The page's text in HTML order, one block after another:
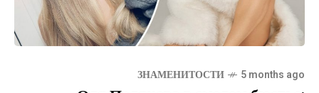
ЗНАМЕНИТОСТИ 5 months ago